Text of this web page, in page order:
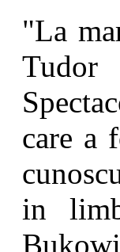
"La
Tudor
care a
in